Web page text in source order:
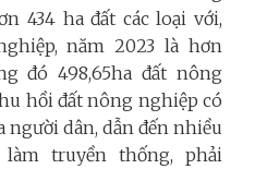
434 ha đất các loại với,
năm 2023 là hơn
đó 498,65ha đất nông
hồi đất nông nghiệp có
người dân, dẫn đến nhiều
truyền thống, phải